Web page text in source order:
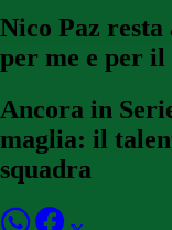
Nico Paz
per me e per
Ancora in
maglia: il
squadra